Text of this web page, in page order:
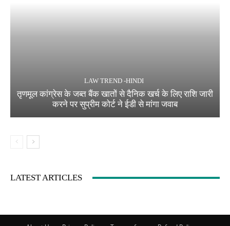
LAW TREND -HINDI
तृणमूल कांग्रेस के जब्त बैंक खातों से दैनिक खर्च के लिए राशि जारी
करने पर सुप्रीम कोर्ट ने ईडी से मांगा जवाब
LATEST ARTICLES